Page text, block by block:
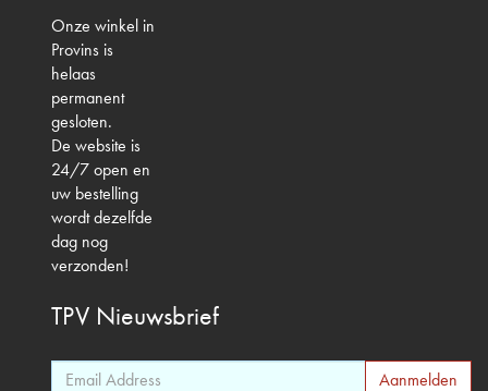
Onze winkel in
Provins is
helaas
permanent
gesloten.
De website is
24/7 open en
uw bestelling
wordt dezelfde
dag nog
verzonden!
TPV Nieuwsbrief